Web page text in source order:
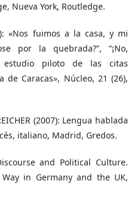
Nueva York, Routledge.
«Nos fuimos a la casa, y mi
por la quebrada?”, “¡No,
estudio piloto de las citas
de Caracas», Núcleo, 21 (26),
(2007): Lengua hablada
italiano, Madrid, Gredos.
and Political Culture.
in Germany and the UK,